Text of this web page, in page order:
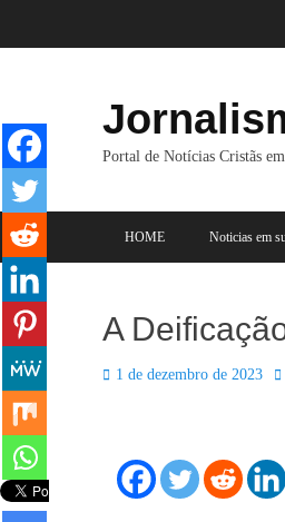
para
Portal de Notícias Cristãs
Menu principal
HOME Noticias em
A
Posted
1 de dezembro de 2023